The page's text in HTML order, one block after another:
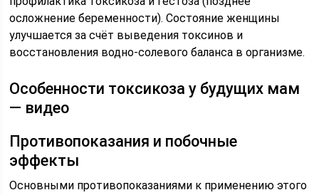
осложнение беременности). Состояние женщины
улучшается за счёт выведения токсинов и
восстановления водно-солевого баланса в организме.
Особенности токсикоза у будущих мам
— видео
Противопоказания и побочные
эффекты
Основными противопоказаниями к применению этого